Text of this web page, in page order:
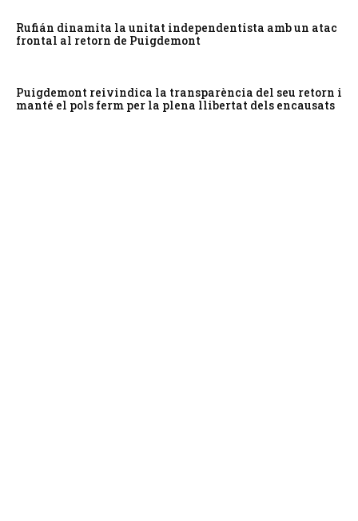
Rufián dinamita la unitat independentista amb un atac
frontal al retorn de Puigdemont
Puigdemont reivindica la transparència del seu retorn i
manté el pols ferm per la plena llibertat dels encausats